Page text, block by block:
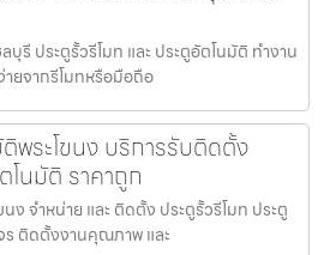
รี ประตูรั้วรีโมท และ ประตูอัตโนมัติ ทำงาน
ายจากรีโมทหรือมือถือ
พระโขนง บริการรับติดตั้ง
โนมัติ ราคาถูก
ง จำหน่าย และ ติดตั้ง ประตูรั้วรีโมท ประตู
ติดตั้งงานคุณภาพ และ